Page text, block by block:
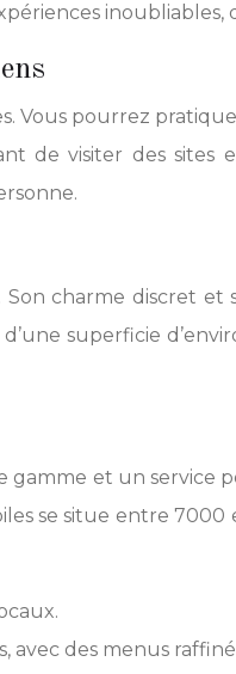
Vous pourrez
de visiter des
charme discret
superficie
et un service
se situe entre
des menus